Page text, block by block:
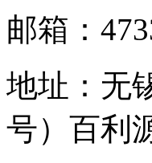
邮箱：
地址：无
号）百利